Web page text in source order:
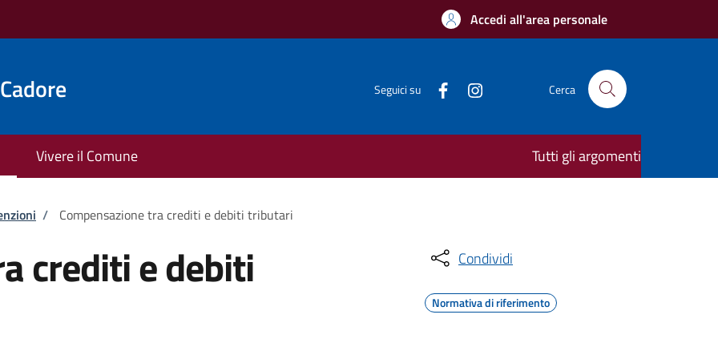
Accedi all'area personale
Seguici su Cerca
Vivere il Comune Tutti gli argomenti
/ Compensazione tra crediti e debiti tributari
crediti e debiti Condividi
Normativa di riferimento